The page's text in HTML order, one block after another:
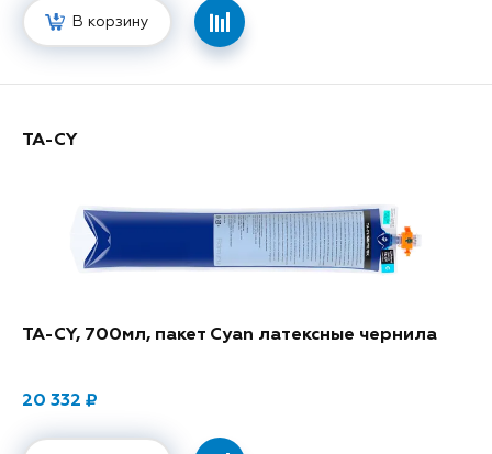
В корзину
TA-CY
TA-CY, 700мл, пакет Cyan латексные чернила
20 332